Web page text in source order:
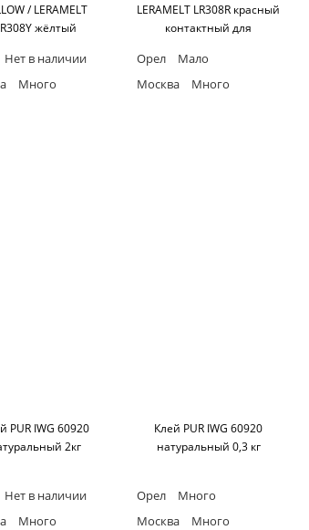
/ LERAMELT
жёлтый
(канистра
15 кг)
Нет в наличии
Много
LERAMELT LR308R красный
контактный для
15 кг)
Орел
Мало
Москва
Много
PUR IWG 60920
2кг
Нет в наличии
Много
Клей PUR IWG 60920
натуральный 0,3 кг
Орел
Много
Москва
Много